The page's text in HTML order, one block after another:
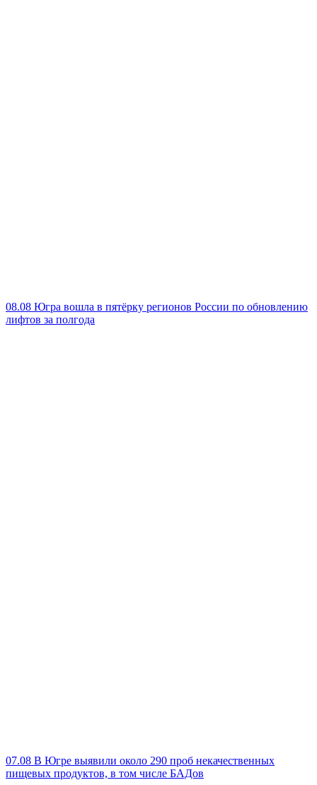
08.08 Югра вошла в пятёрку регионов России по обновлению
лифтов за полгода
07.08 В Югре выявили около 290 проб некачественных
пищевых продуктов, в том числе БАДов